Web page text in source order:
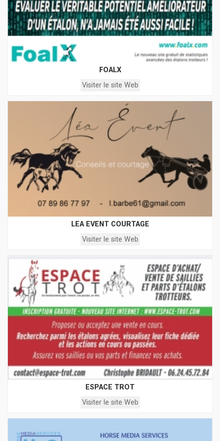
FOALX
Visiter le site Web
LEA EVENT COURTAGE
Visiter le site Web
ESPACE TROT
Visiter le site Web